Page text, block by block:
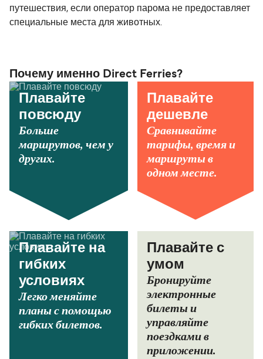
путешествия, если оператор парома не предоставляет
специальные места для животных.
Почему именно Direct Ferries?
Плавайте
повсюду
Больше
маршрутов, чем у
других.
Плавайте
дешевле
Сравнивайте
тарифы, время и
маршруты в
одном месте.
Плавайте на
гибких
условиях
Легко меняйте
планы с помощью
гибких билетов.
Плавайте с
умом
Бронируйте
электронные
билеты и
управляйте
поездками в
приложении.